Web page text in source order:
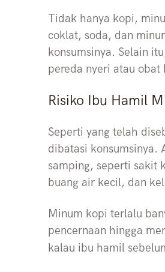
Tidak hanya kopi,
coklat, soda, dan
konsumsinya. Selain
pereda nyeri atau obat
Risiko Ibu Hamil
Seperti yang telah
dibatasi
samping, seperti sakit
buang air kecil, dan
Minum kopi terlalu
pencernaan hingga
kalau ibu hamil